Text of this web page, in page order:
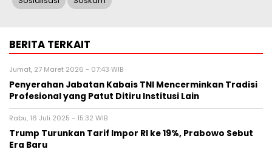
BERITA TERKAIT
Jumat, 27 Maret 2026 - 07:43 WIB
Penyerahan Jabatan Kabais TNI Mencerminkan Tradisi
Profesional yang Patut Ditiru Institusi Lain
Rabu, 16 Juli 2025 - 15:32 WIB
Trump Turunkan Tarif Impor RI ke 19%, Prabowo Sebut
Era Baru